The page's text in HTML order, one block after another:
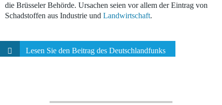
die Brüsseler Behörde. Ursachen seien vor allem der Eintrag von
Schadstoffen aus Industrie und Landwirtschaft.
Lesen Sie den Beitrag des Deutschlandfunks